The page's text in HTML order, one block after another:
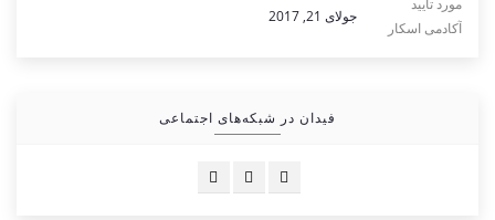
جولای 21, 2017
فیدان در شبکه‌های اجتماعی